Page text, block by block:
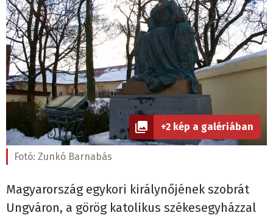
+2 kép a galériában
Fotó: Zunkó Barnabás
Magyarország egykori királynőjének szobrát
Ungváron, a görög katolikus székesegyházzal